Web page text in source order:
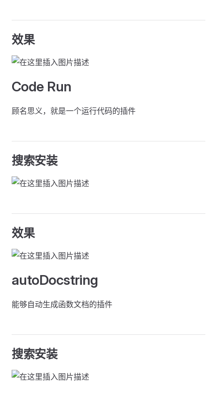
效果
Code Run
顾名思义，就是一个运行代码的插件
搜索安装
效果
autoDocstring
能够自动生成函数文档的插件
搜索安装